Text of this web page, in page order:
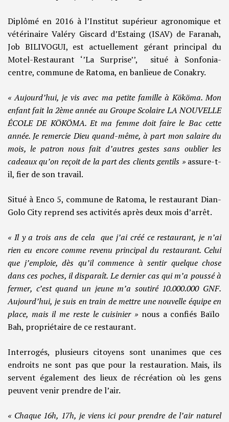
Diplômé en 2016 à l’Institut supérieur agronomique et
vétérinaire Valéry Giscard d’Estaing (ISAV) de Faranah,
Job BILIVOGUI, est actuellement gérant principal du
Motel-Restaurant ‘’La Surprise’’, situé à Sonfonia-
centre, commune de Ratoma, en banlieue de Conakry.
« Aujourd’hui, je vis avec ma petite famille à Kököma. Mon
enfant fait la 2ème année au Groupe Scolaire LA NOUVELLE
ÉCOLE DE KÖKÖMA. Et ma femme doit faire le Bac cette
année. Je remercie Dieu quand-même, à part mon salaire du
mois, le patron nous fait d’autres gestes sans oublier les
cadeaux qu’on reçoit de la part des clients gentils »assure-t-
il, fier de son travail.
Situé à Enco 5, commune de Ratoma, le restaurant Dian-
Golo City reprend ses activités après deux mois d’arrêt.
« Il y a trois ans de cela que j’ai créé ce restaurant, je n’ai
rien eu encore comme revenu principal du restaurant. Celui
que j’emploie, dès qu’il commence à sentir quelque chose
dans ces poches, il disparaît. Le dernier cas qui m’a poussé à
fermer, c’est quand un jeune m’a soutiré 10.000.000 GNF.
Aujourd’hui, je suis en train de mettre une nouvelle équipe en
place, mais il me reste le cuisinier » nous a confiés Baïlo
Bah, propriétaire de ce restaurant.
Interrogés, plusieurs citoyens sont unanimes que ces
endroits ne sont pas que pour la restauration. Mais, ils
servent également des lieux de récréation où les gens
peuvent venir prendre de l’air.
« Chaque 16h, 17h, je viens ici pour prendre de l’air naturel